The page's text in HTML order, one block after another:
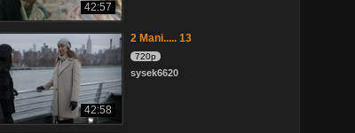
42:57
42:58
2 Mani..... 13
720p
sysek6620